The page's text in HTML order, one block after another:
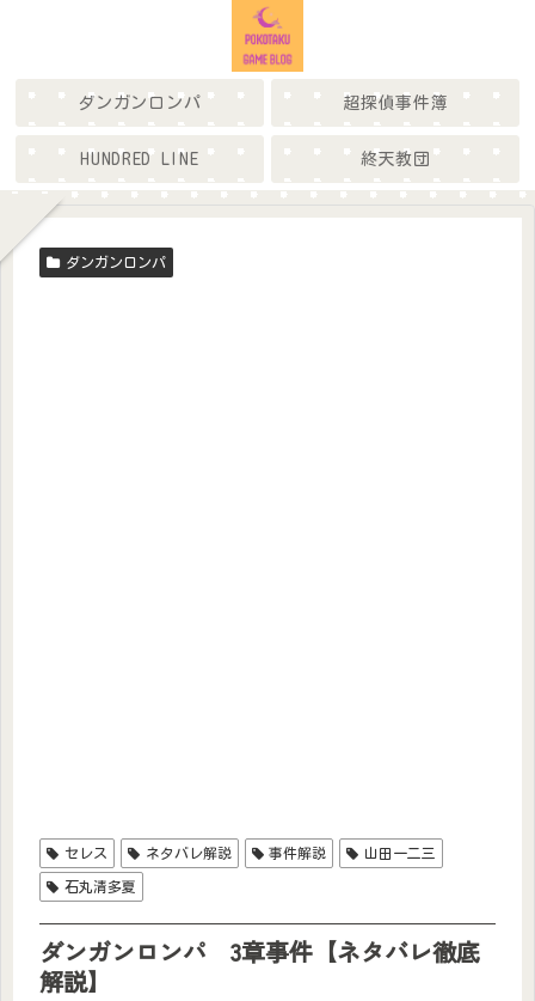
ダンガンロンパ 超探偵事件簿
HUNDRED LINE 終天教団
ダンガンロンパ
セレス ネタバレ解説 事件解説 山田一二三
石丸清多夏
ダンガンロンパ 3章事件【ネタバレ徹底
解説】